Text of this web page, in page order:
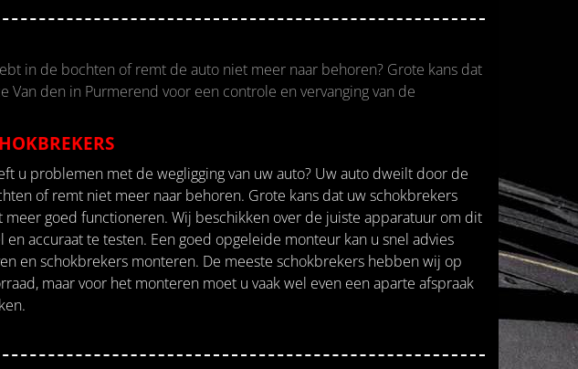
in de bochten of remt de auto niet meer naar behoren? Grote kans dat
den in Purmerend voor een controle en vervanging van de
u problemen met de wegligging van uw auto? Uw auto dweilt door de
of remt niet meer naar behoren. Grote kans dat uw schokbrekers
meer goed functioneren. Wij beschikken over de juiste apparatuur om dit
en accuraat te testen. Een goed opgeleide monteur kan u snel advies
en schokbrekers monteren. De meeste schokbrekers hebben wij op
maar voor het monteren moet u vaak wel even een aparte afspraak